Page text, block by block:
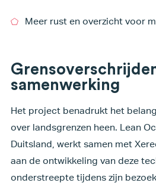
Meer rust en overzicht voor
samenwerking
Het project benadrukt het
over landsgrenzen heen. Lean
Duitsland, werkt samen met
aan de ontwikkeling van deze
onderstreepte tijdens zijn